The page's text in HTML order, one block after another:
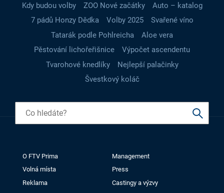
Kdy budou volby
ZOO Nové začátky
Auto – katalog
7 pádů Honzy Dědka
Volby 2025
Svařené víno
Tatarák podle Pohlreicha
Aloe vera
Pěstování lichořeřišnice
Výpočet ascendentu
Tvarohové knedlíky
Nejlepší palačinky
Švestkový koláč
O FTV Prima
Management
Volná místa
Press
Reklama
Castingy a výzvy